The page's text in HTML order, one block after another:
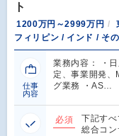
ト
1200万円～2999万円
フィリピン / インド / そ
仕事
内容
業務内容： ・
定、事業開発、
グ業務 ・AS…
必須
下記す
総合コ